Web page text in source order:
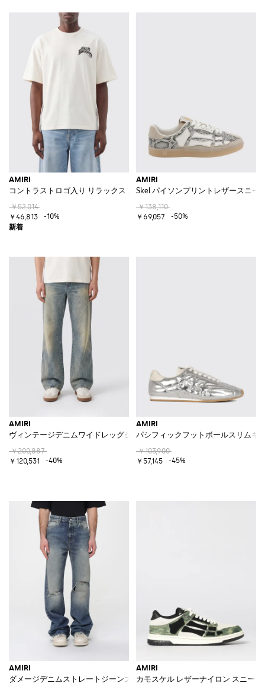
AMIRI
コントラストロゴ入り リラックスフィット コットンTシャツ
￥52,014
￥46,813
-10%
AMIRI
Skel パイソンプリントレザースニー
￥138,110
￥69,057
-50%
AMIRI
ヴィンテージデニムワイドレッグジーンズ
￥200,887
￥120,531
-40%
AMIRI
パシフィックフットボールスリムキ
￥103,900
￥57,145
-45%
AMIRI
ダメージデニムストレートジーンズ
AMIRI
カモスケル レザーナイロン スニーカ